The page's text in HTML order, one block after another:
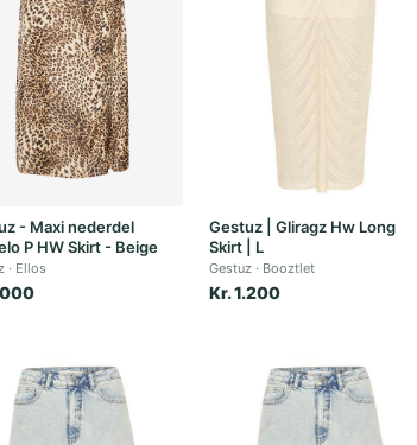
- Maxi nederdel
P HW Skirt - Beige
Ellos
Gestuz | Gliragz Hw Long
Skirt | L
Gestuz Booztlet
Kr. 1.200